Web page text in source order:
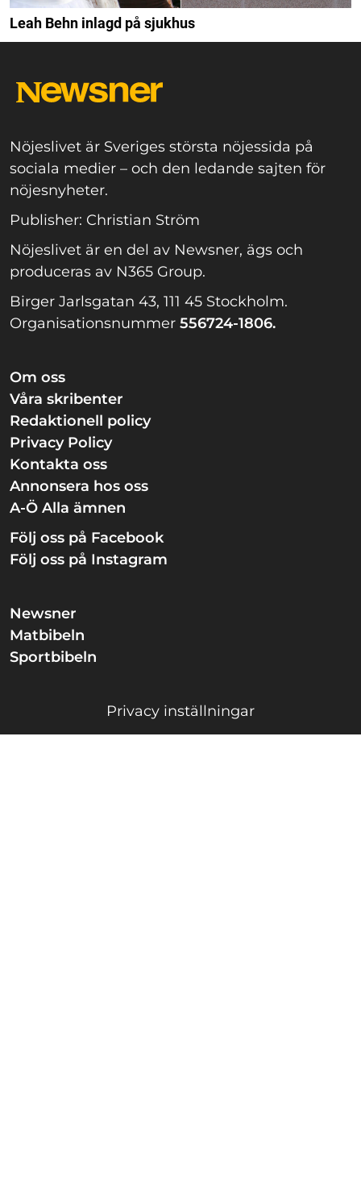
Leah Behn inlagd på sjukhus
Nöjeslivet är Sveriges största nöjessida på
sociala medier – och den ledande sajten för
nöjesnyheter.
Publisher: Christian Ström
Nöjeslivet är en del av Newsner, ägs och
produceras av N365 Group.
Birger Jarlsgatan 43, 111 45 Stockholm.
Organisationsnummer 556724-1806.
Om oss
Våra skribenter
Redaktionell policy
Privacy Policy
Kontakta oss
Annonsera hos oss
A-Ö Alla ämnen
Följ oss på Facebook
Följ oss på Instagram
Newsner
Matbibeln
Sportbibeln
Privacy inställningar